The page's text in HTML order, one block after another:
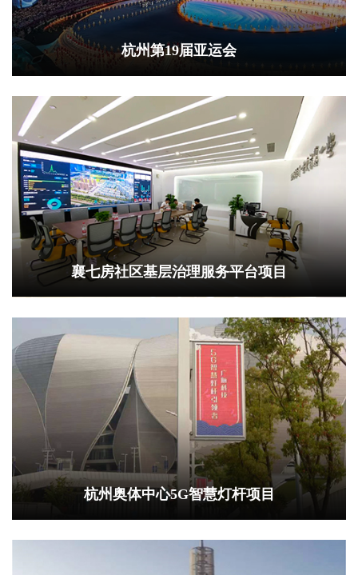
杭州第19届亚运会
襄七房社区基层治理服务平台项目
杭州奥体中心5G智慧灯杆项目